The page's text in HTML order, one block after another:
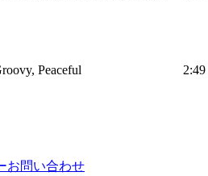
Peaceful 2:49
お問い合わせ